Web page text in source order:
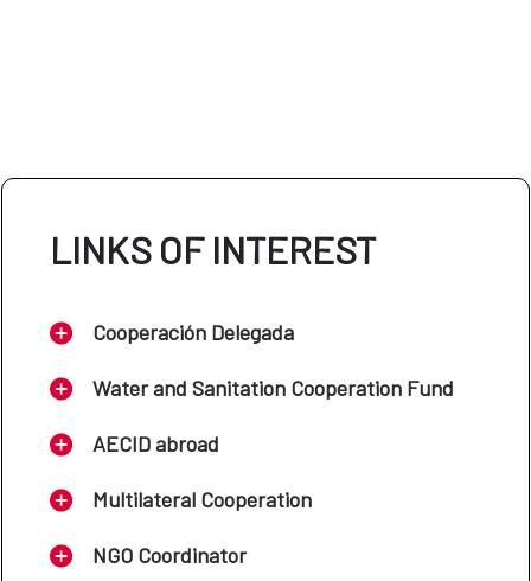
LINKS OF INTEREST
Cooperación Delegada
Water and Sanitation Cooperation Fund
AECID abroad
Multilateral Cooperation
NGO Coordinator